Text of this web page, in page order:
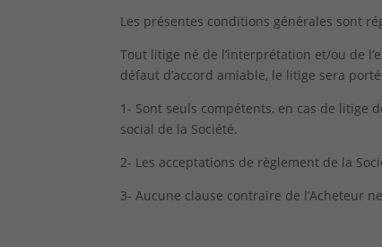
Les présentes conditions générales sont
Tout litige né de l’interprétation et/ou de
défaut d’accord amiable, le litige sera
1- Sont seuls compétents, en cas de litige
social de la Société.
2- Les acceptations de règlement de la
3- Aucune clause contraire de l’Acheteur